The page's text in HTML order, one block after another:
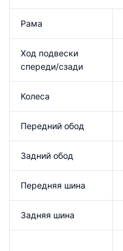
Рама
Ход подвески
спереди/сзади
Колеса
Передний обод
Задний обод
Передняя шина
Задняя шина